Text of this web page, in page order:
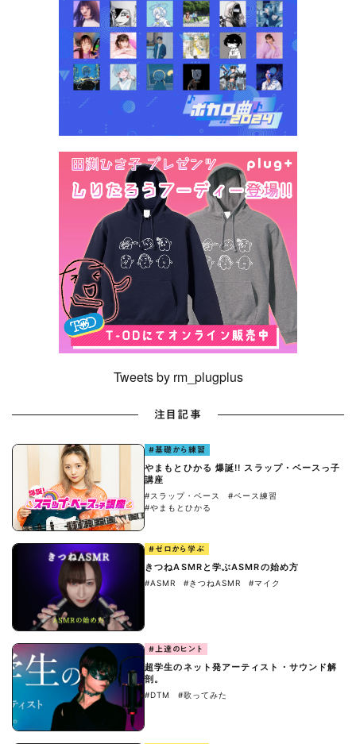
Tweets by rm_plugplus
注目記事
#基礎から練習
やまもとひかる 爆誕!! スラップ・ベースっ子
講座
#スラップ・ベース
#ベース練習
#やまもとひかる
#ゼロから学ぶ
きつねASMRと学ぶASMRの始め方
#ASMR #きつねASMR #マイク
#上達のヒント
超学生のネット発アーティスト・サウンド解
剖。
#DTM #歌ってみた